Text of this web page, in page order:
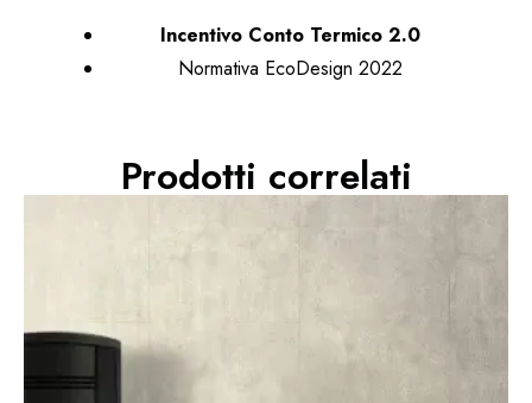
Incentivo Conto Termico 2.0
Normativa EcoDesign 2022
Prodotti correlati